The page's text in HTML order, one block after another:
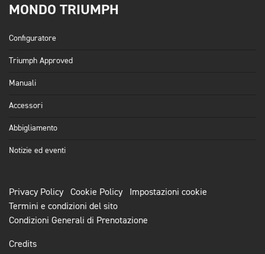
MONDO TRIUMPH
Configuratore
Triumph Approved
Manuali
Accessori
Abbigliamento
Notizie ed eventi
Privacy Policy Cookie Policy
Impostazioni cookie
Termini e condizioni del sito
Condizioni Generali di Prenotazione
Credits